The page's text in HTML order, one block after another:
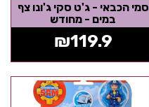
סמי הכבאי - ג'ט סקי ג'ונו צף
במים - מחודש
₪119.9